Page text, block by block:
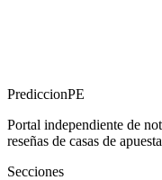
PrediccionPE
Portal independiente de
reseñas de casas de
Secciones